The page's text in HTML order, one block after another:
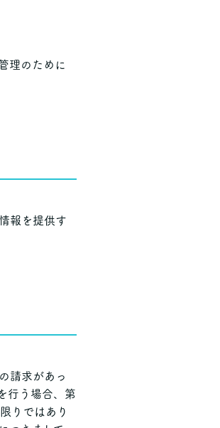
理のために
報を提供す
請求があっ
行う場合、第
りではあり